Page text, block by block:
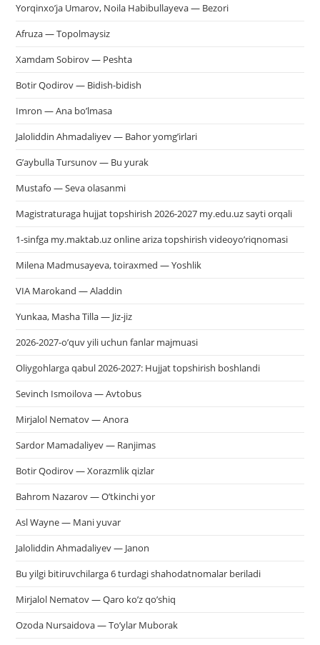
Yorqinxo’ja Umarov, Noila Habibullayeva — Bezori
Afruza — Topolmaysiz
Xamdam Sobirov — Peshta
Botir Qodirov — Bidish-bidish
Imron — Ana bo’lmasa
Jaloliddin Ahmadaliyev — Bahor yomg’irlari
G’aybulla Tursunov — Bu yurak
Mustafo — Seva olasanmi
Magistraturaga hujjat topshirish 2026-2027 my.edu.uz sayti orqali
1-sinfga my.maktab.uz online ariza topshirish videoyo’riqnomasi
Milena Madmusayeva, toiraxmed — Yoshlik
VIA Marokand — Aladdin
Yunkaa, Masha Tilla — Jiz-jiz
2026-2027-o’quv yili uchun fanlar majmuasi
Oliygohlarga qabul 2026-2027: Hujjat topshirish boshlandi
Sevinch Ismoilova — Avtobus
Mirjalol Nematov — Anora
Sardor Mamadaliyev — Ranjimas
Botir Qodirov — Xorazmlik qizlar
Bahrom Nazarov — O’tkinchi yor
Asl Wayne — Mani yuvar
Jaloliddin Ahmadaliyev — Janon
Bu yilgi bitiruvchilarga 6 turdagi shahodatnomalar beriladi
Mirjalol Nematov — Qaro ko’z qo’shiq
Ozoda Nursaidova — To’ylar Muborak